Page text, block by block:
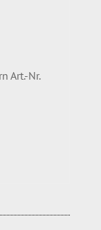
Art.-Nr.